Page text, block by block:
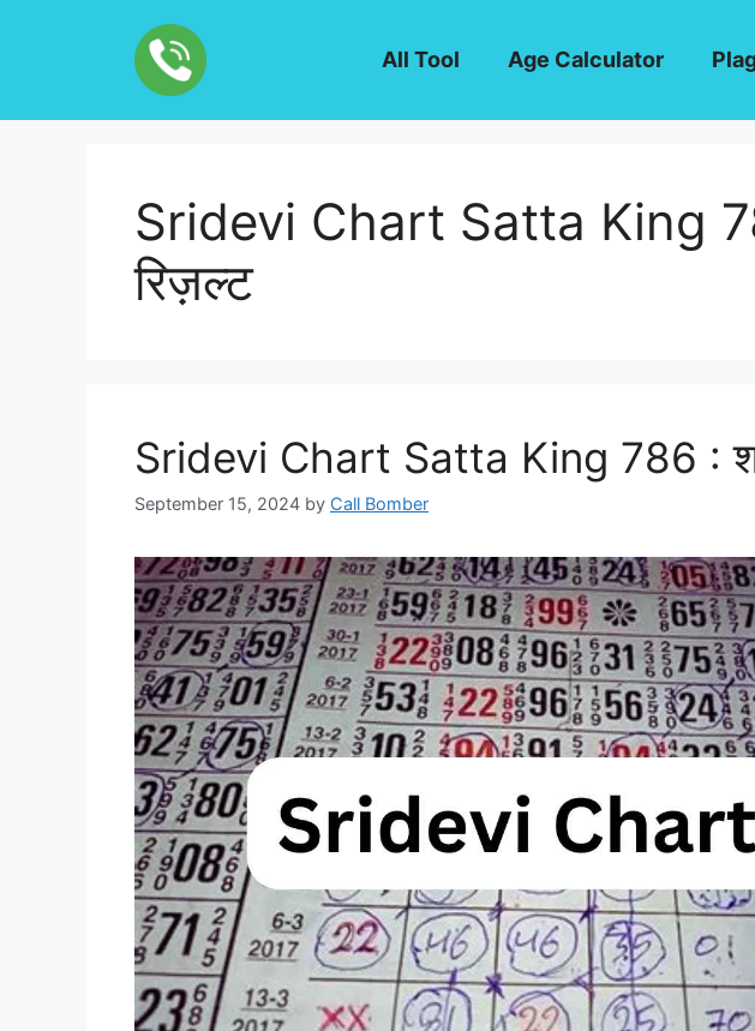
All Tool Age Calculator
Sridevi Chart Satta King
रिज़ल्ट
Sridevi Chart Satta King 786 :
September 15, 2024 by Call Bomber